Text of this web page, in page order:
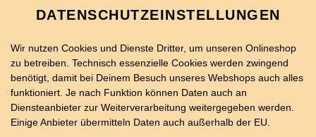
DATENSCHUTZEINSTELLUNGEN
Wir nutzen Cookies und Dienste Dritter, um unseren Onlineshop
zu betreiben. Technisch essenzielle Cookies werden zwingend
benötigt, damit bei Deinem Besuch unseres Webshops auch alles
funktioniert. Je nach Funktion können Daten auch an
Diensteanbieter zur Weiterverarbeitung weitergegeben werden.
Einige Anbieter übermitteln Daten auch außerhalb der EU.